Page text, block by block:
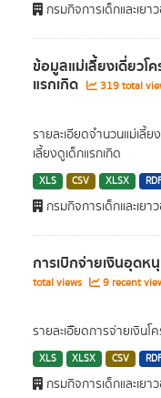
กรมกิจการเด็กและเยา
ข้อมูลแม่เลี้ยงเดี่ยวโ
แรกเกิด 319 total
รายละเอียดจำนวนแม่เลี้
เลี้ยงดูเด็กแรกเกิด
XLS CSV XLSX
กรมกิจการเด็กและเยา
การเบิกจ่ายเงินอุดห
total views
9 recent
รายละเอัียดการจ่ายเงิน
XLS XLSX CSV
กรมกิจการเด็กและเยา